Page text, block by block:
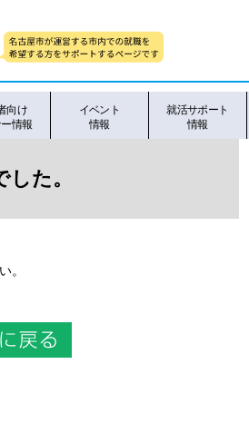
向け
情報
イベント
情報
就活サポート
情報
た。
。